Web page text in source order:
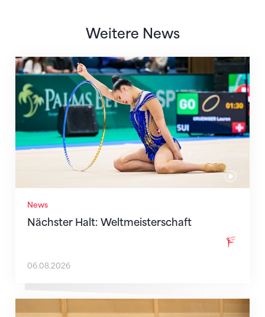
Weitere News
News
Nächster Halt: Weltmeisterschaft
Nächster Halt: Weltmeisterschaft
06.08.2026
Mit klaren Zielen nach Zagreb